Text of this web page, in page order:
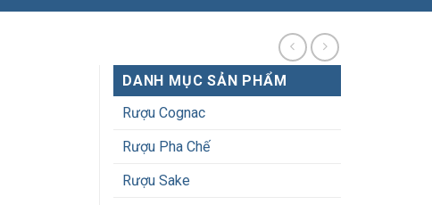
DANH MỤC SẢN PHẨM
Rượu Cognac
Rượu Pha Chế
Rượu Sake